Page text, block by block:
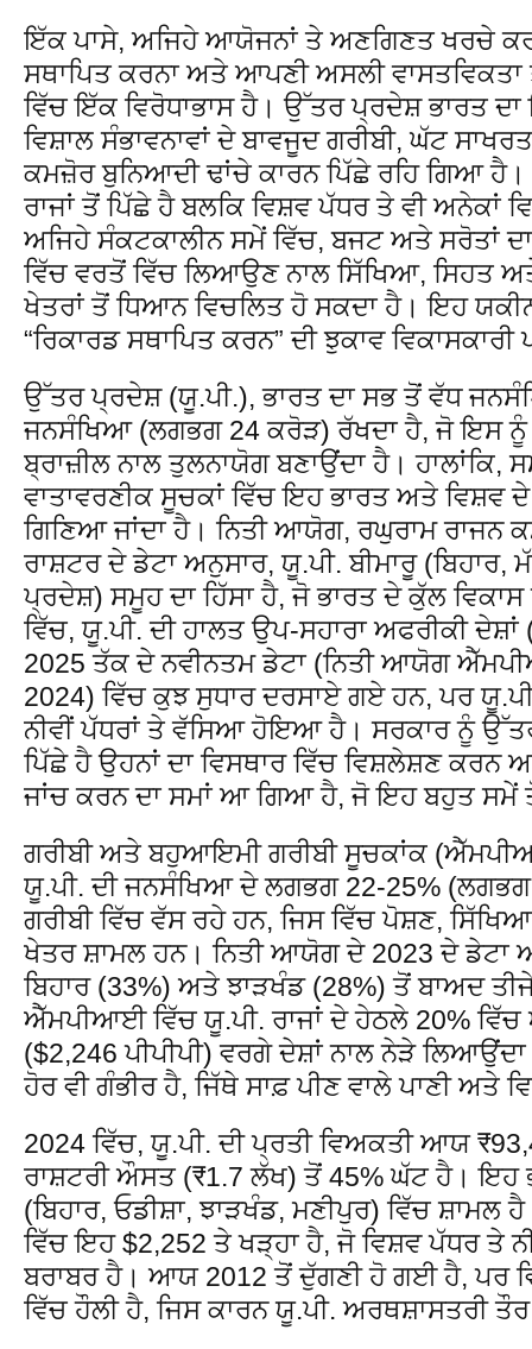
ਇੱਕ ਪਾਸੇ, ਅਜਿਹੇ ਆਯੋਜਨਾਂ ਤੇ ਅਣਗਿਣਤ ਖਰਚੇ
ਸਥਾਪਿਤ ਕਰਨਾ ਅਤੇ ਆਪਣੀ ਅਸਲੀ
ਵਿੱਚ ਇੱਕ ਵਿਰੋਧਾਭਾਸ ਹੈ। ਉੱਤਰ ਪ੍ਰਦੇਸ਼ ਭਾਰਤ
ਵਿਸ਼ਾਲ ਸੰਭਾਵਨਾਵਾਂ ਦੇ ਬਾਵਜੂਦ ਗਰੀਬੀ, ਘੱਟ
ਕਮਜ਼ੋਰ ਬੁਨਿਆਦੀ ਢਾਂਚੇ ਕਾਰਨ ਪਿੱਛੇ ਰਹਿ ਗਿਆ
ਰਾਜਾਂ ਤੋਂ ਪਿੱਛੇ ਹੈ ਬਲਕਿ ਵਿਸ਼ਵ ਪੱਧਰ ਤੇ ਵੀ ਅਨੇਕਾਂ
ਅਜਿਹੇ ਸੰਕਟਕਾਲੀਨ ਸਮੇਂ ਵਿੱਚ, ਬਜਟ ਅਤੇ ਸਰੋਤਾਂ
ਵਿੱਚ ਵਰਤੋਂ ਵਿੱਚ ਲਿਆਉਣ ਨਾਲ ਸਿੱਖਿਆ, ਸਿਹਤ
ਖੇਤਰਾਂ ਤੋਂ ਧਿਆਨ ਵਿਚਲਿਤ ਹੋ ਸਕਦਾ ਹੈ। ਇਹ
“ਰਿਕਾਰਡ ਸਥਾਪਿਤ ਕਰਨ” ਦੀ ਝੁਕਾਵ
ਉੱਤਰ ਪ੍ਰਦੇਸ਼ (ਯੂ.ਪੀ.), ਭਾਰਤ ਦਾ ਸਭ ਤੋਂ ਵੱਧ
ਜਨਸੰਖਿਆ (ਲਗਭਗ 24 ਕਰੋੜ) ਰੱਖਦਾ ਹੈ, ਜੋ ਇਸ ਨੂੰ
ਬ੍ਰਾਜ਼ੀਲ ਨਾਲ ਤੁਲਨਾਯੋਗ ਬਣਾਉਂਦਾ ਹੈ। ਹਾਲਾਂਕਿ,
ਵਾਤਾਵਰਣੀਕ ਸੂਚਕਾਂ ਵਿੱਚ ਇਹ ਭਾਰਤ ਅਤੇ ਵਿਸ਼ਵ
ਗਿਣਿਆ ਜਾਂਦਾ ਹੈ। ਨਿਤੀ ਆਯੋਗ, ਰਘੁਰਾਮ ਰਾਜਨ
ਰਾਸ਼ਟਰ ਦੇ ਡੇਟਾ ਅਨੁਸਾਰ, ਯੂ.ਪੀ. ਬੀਮਾਰੂ
ਪ੍ਰਦੇਸ਼) ਸਮੂਹ ਦਾ ਹਿੱਸਾ ਹੈ, ਜੋ ਭਾਰਤ ਦੇ ਕੁੱਲ
ਵਿੱਚ, ਯੂ.ਪੀ. ਦੀ ਹਾਲਤ ਉਪ-ਸਹਾਰਾ ਅਫਰੀਕੀ ਦੇਸ਼ਾਂ
2025 ਤੱਕ ਦੇ ਨਵੀਨਤਮ ਡੇਟਾ (ਨਿਤੀ ਆਯੋਗ
2024) ਵਿੱਚ ਕੁਝ ਸੁਧਾਰ ਦਰਸਾਏ ਗਏ ਹਨ, ਪਰ
ਨੀਵੀਂ ਪੱਧਰਾਂ ਤੇ ਵੱਸਿਆ ਹੋਇਆ ਹੈ। ਸਰਕਾਰ ਨੂੰ
ਪਿੱਛੇ ਹੈ ਉਹਨਾਂ ਦਾ ਵਿਸਥਾਰ ਵਿੱਚ ਵਿਸ਼ਲੇਸ਼ਣ ਕਰਨ
ਜਾਂਚ ਕਰਨ ਦਾ ਸਮਾਂ ਆ ਗਿਆ ਹੈ, ਜੋ ਇਹ ਬਹੁਤ ਸਮੇਂ
ਗਰੀਬੀ ਅਤੇ ਬਹੁਆਇਮੀ ਗਰੀਬੀ ਸੂਚਕਾਂਕ
ਯੂ.ਪੀ. ਦੀ ਜਨਸੰਖਿਆ ਦੇ ਲਗਭਗ 22-25%
ਗਰੀਬੀ ਵਿੱਚ ਵੱਸ ਰਹੇ ਹਨ, ਜਿਸ ਵਿੱਚ ਪੋਸ਼ਣ,
ਖੇਤਰ ਸ਼ਾਮਲ ਹਨ। ਨਿਤੀ ਆਯੋਗ ਦੇ 2023 ਦੇ ਡੇਟਾ
ਬਿਹਾਰ (33%) ਅਤੇ ਝਾੜਖੰਡ (28%) ਤੋਂ ਬਾਅਦ
ਐੱਮਪੀਆਈ ਵਿੱਚ ਯੂ.ਪੀ. ਰਾਜਾਂ ਦੇ ਹੇਠਲੇ 20%
($2,246 ਪੀਪੀਪੀ) ਵਰਗੇ ਦੇਸ਼ਾਂ ਨਾਲ ਨੇੜੇ
ਹੋਰ ਵੀ ਗੰਭੀਰ ਹੈ, ਜਿੱਥੇ ਸਾਫ਼ ਪੀਣ ਵਾਲੇ ਪਾਣੀ ਅਤੇ
2024 ਵਿੱਚ, ਯੂ.ਪੀ. ਦੀ ਪ੍ਰਤੀ ਵਿਅਕਤੀ ਆਯ
ਰਾਸ਼ਟਰੀ ਔਸਤ (₹1.7 ਲੱਖ) ਤੋਂ 45% ਘੱਟ ਹੈ। ਇਹ
(ਬਿਹਾਰ, ਓਡੀਸ਼ਾ, ਝਾੜਖੰਡ, ਮਣੀਪੁਰ) ਵਿੱਚ ਸ਼ਾਮਲ
ਵਿੱਚ ਇਹ $2,252 ਤੇ ਖੜ੍ਹਾ ਹੈ, ਜੋ ਵਿਸ਼ਵ ਪੱਧਰ ਤੇ
ਬਰਾਬਰ ਹੈ। ਆਯ 2012 ਤੋਂ ਦੁੱਗਣੀ ਹੋ ਗਈ ਹੈ, ਪਰ
ਵਿੱਚ ਹੌਲੀ ਹੈ, ਜਿਸ ਕਾਰਨ ਯੂ.ਪੀ. ਅਰਥਸ਼ਾਸਤਰੀ